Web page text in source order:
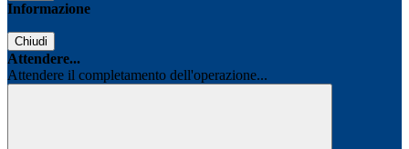
Informazione
Chiudi
Attendere...
Attendere il completamento dell'operazione...